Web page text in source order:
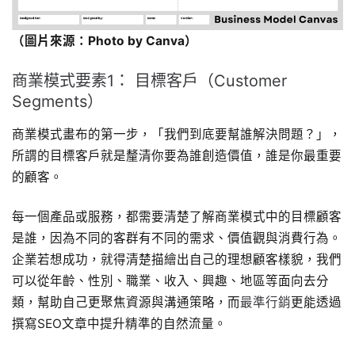
（圖片來源：Photo by Canva）
商業模式要素1： 目標客戶（Customer
Segments）
商業模式畫布的第一步，「我們到底要幫誰解決問題？」，
所謂的目標客戶就是釐清你要為誰創造價值，誰是你最重要
的顧客。
每一個產品或服務，都需要清楚了解商業模式中的目標顧客
是誰，因為不同的客群有不同的需求、價值觀與消費行為。
企業若想成功，就得清楚描繪出自己的理想顧客樣貌，我們
可以從年齡、性別、職業、收入、興趣、地區等面向去分
類，幫助自己更聚焦資源與溝通策略，而最準行銷更能透過
撰寫SEO文章中提升精準的自然流量。